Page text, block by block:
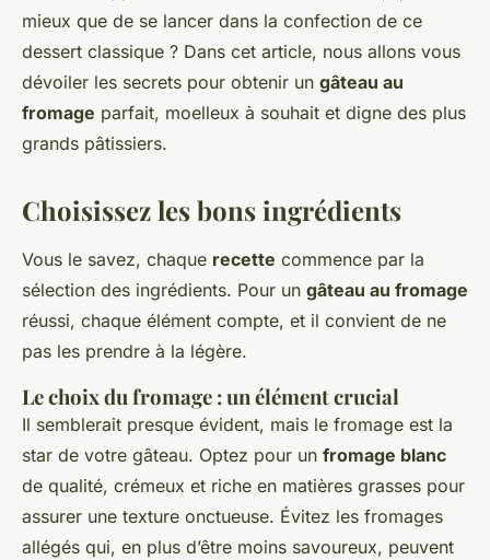
mieux que de se lancer dans la confection de ce
dessert classique ? Dans cet article, nous allons vous
dévoiler les secrets pour obtenir un gâteau au
fromage parfait, moelleux à souhait et digne des plus
grands pâtissiers.
Choisissez les bons ingrédients
Vous le savez, chaque recette commence par la
sélection des ingrédients. Pour un gâteau au fromage
réussi, chaque élément compte, et il convient de ne
pas les prendre à la légère.
Le choix du fromage : un élément crucial
Il semblerait presque évident, mais le fromage est la
star de votre gâteau. Optez pour un fromage blanc
de qualité, crémeux et riche en matières grasses pour
assurer une texture onctueuse. Évitez les fromages
allégés qui, en plus d’être moins savoureux, peuvent